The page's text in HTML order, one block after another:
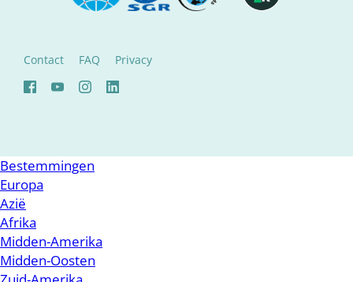
Contact FAQ Privacy
Bestemmingen
Europa
Azië
Afrika
Midden-Amerika
Midden-Oosten